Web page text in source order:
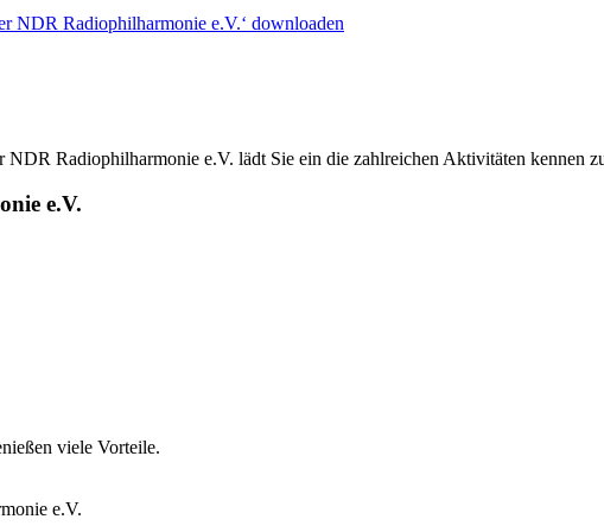
NDR Radiophilharmonie e.V.‘ downloaden
NDR Radiophilharmonie e.V. lädt Sie ein die zahlreichen Aktivitäten kennen
e.V.
viele Vorteile.
e.V.